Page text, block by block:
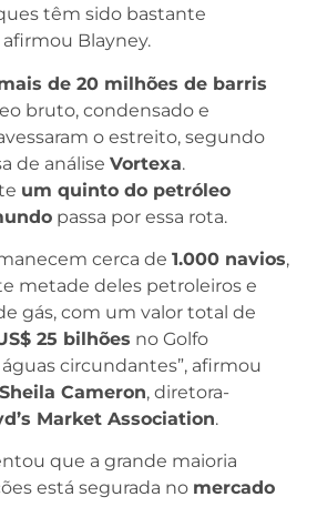
têm sido bastante
Blayney.
de 20 milhões de barris
bruto, condensado e
o estreito, segundo
de análise Vortexa.
um quinto do petróleo
passa por essa rota.
cerca de 1.000 navios,
metade deles petroleiros e
gás, com um valor total de
25 bilhões no Golfo
circundantes”, afirmou
Sheila Cameron, diretora-
Market Association.
que a grande maioria
está segurada no mercado